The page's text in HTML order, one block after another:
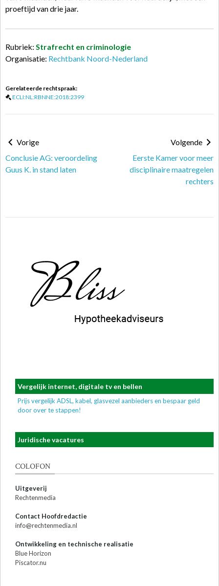
proeftijd van drie jaar.
Rubriek: Strafrecht en criminologie
Organisatie: Rechtbank Noord-Nederland
Gerelateerde rechtspraak:
ECLI:NL:RBNNE:2018:2399
Vorige
Conclusie AG: veroordeling
Guus K. in stand laten
Volgende
Eerste Kamer voor meer
disciplinaire maatregelen
rechters
Vergelijk internet, digitale tv en bellen
Prijs vergelijk ADSL, kabel, glasvezel aanbieders en bespaar geld
door over te stappen!
Juridische vacatures
COLOFON
Uitgeverij
Rechtenmedia
Contact Hoofdredactie
info@rechtenmedia.nl
Ontwikkeling en technische realisatie
Blue Horizon
Piscator.nu